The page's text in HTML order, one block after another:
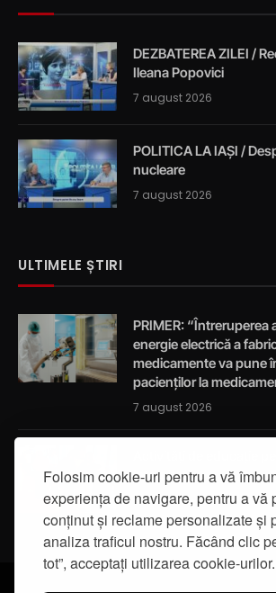
Folosim cookie-uri pentru a vă
experiența de navigare, pentru a vă
conținut și reclame personalizate și
analiza traficul nostru. Făcând clic
tot”, acceptați utilizarea cookie-urilor.
DEZBATEREA ZILEI /
Ileana Popovici
7 august 2026
POLITICA LA IAȘI /
nucleare
7 august 2026
ULTIMELE ȘTIRI
PRIMER: “Întreruperea
energie electrică a
medicamente va pune
pacienților la
7 august 2026
integrității
7 august 2026